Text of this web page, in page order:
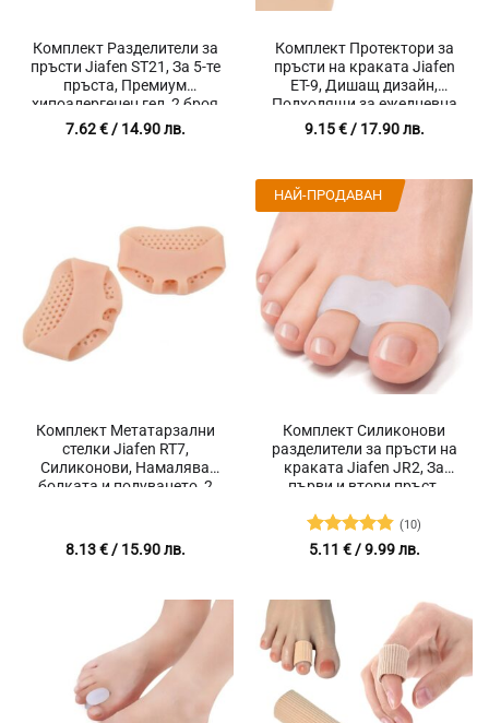
Комплект Разделители за
пръсти Jiafen ST21, За 5-те
пръста, Премиум
хипоалергенен гел, 2 броя
7.62€/ 14.90 лв.
Комплект Протектори за
пръсти на краката Jiafen
ET-9, Дишащ дизайн,
Подходящи за ежедневна
употреба и спорт, 10 броя
9.15€/ 17.90 лв.
Комплект Метатарзални
стелки Jiafen RT7,
Силиконови, Намалява
болката и подуването, 2
8.13€/ 15.90 лв.
Комплект Силиконови
разделители за пръсти на
краката Jiafen JR2, За
първи и втори пръст,
припокриващи се пръсти,
2 Броя
Оценено с
(10)
5.11 €/ 9.99 лв.
НАЙ-ПРОДАВАН